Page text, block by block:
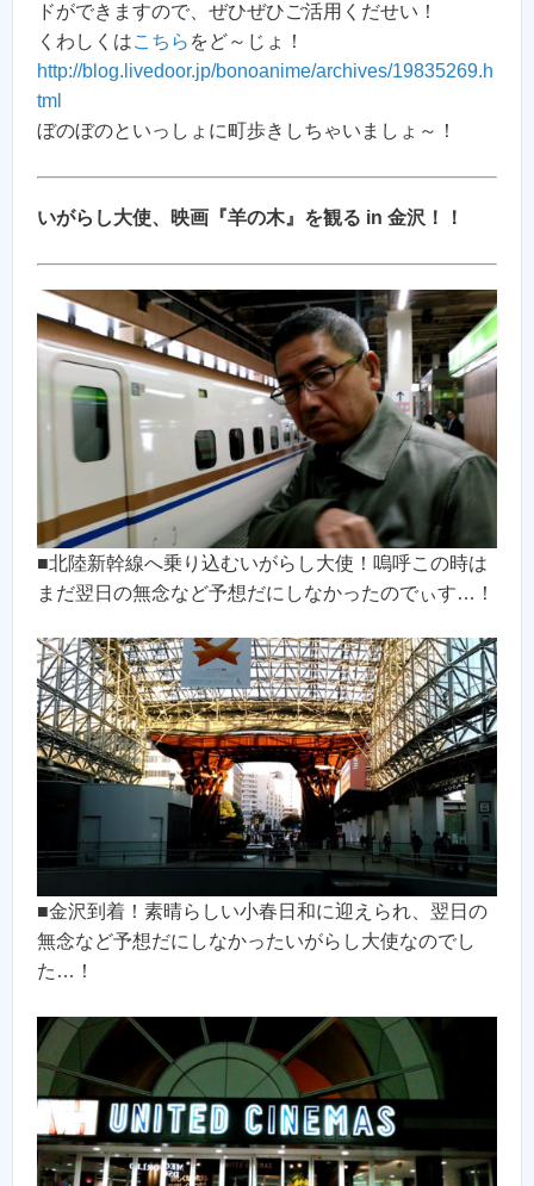
ドができますので、ぜひぜひご活用くだせい！
くわしくはこちら をど～じょ！
http://blog.livedoor.jp/bonoanime/archives/19835269.h
tml
ぼのぼのといっしょに町歩きしちゃいましょ～！
いがらし大使、映画『羊の木』を観る in 金沢！！
■北陸新幹線へ乗り込むいがらし大使！嗚呼この時は
まだ翌日の無念など予想だにしなかったのでぃす…！
■金沢到着！素晴らしい小春日和に迎えられ、翌日の
無念など予想だにしなかったいがらし大使なのでし
た…！